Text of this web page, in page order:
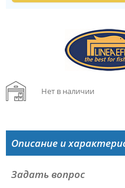
Нет в наличии
Описание и
Задать вопрос